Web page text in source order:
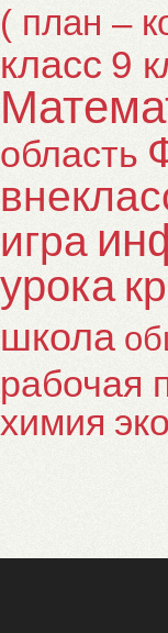
( план –
класс 9
область
игра
урока
школа
рабочая
химия